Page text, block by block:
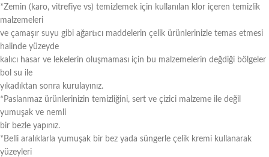
*Zemin (karo, vitrefiye vs) temizlemek için kullanılan klor içeren temizlik
malzemeleri
ve çamaşır suyu gibi ağartıcı maddelerin çelik ürünlerinizle temas etmesi
halinde yüzeyde
kalıcı hasar ve lekelerin oluşmaması için bu malzemelerin değdiği bölgeler
bol su ile
yıkadıktan sonra kurulayınız.
*Paslanmaz ürünlerinizin temizliğini, sert ve çizici malzeme ile değil
yumuşak ve nemli
bir bezle yapınız.
*Belli aralıklarla yumuşak bir bez yada süngerle çelik kremi kullanarak
yüzeyleri